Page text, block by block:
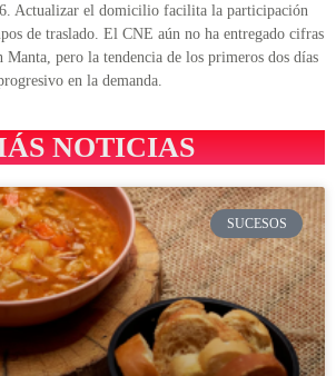
Actualizar el domicilio facilita la participación
de traslado. El CNE aún no ha entregado cifras
Manta, pero la tendencia de los primeros dos días
en la demanda.
NOTICIAS
SUCESOS